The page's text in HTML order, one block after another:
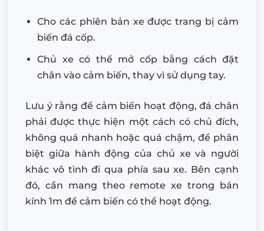
Cho các phiên bản xe được trang bị cảm
biến đá cốp.
Chủ xe có thể mở cốp bằng cách đặt
chân vào cảm biến, thay vì sử dụng tay.
Lưu ý rằng để cảm biến hoạt động, đá chân
phải được thực hiện một cách có chủ đích,
không quá nhanh hoặc quá chậm, để phân
biệt giữa hành động của chủ xe và người
khác vô tình đi qua phía sau xe. Bên cạnh
đó, cần mang theo remote xe trong bán
kính 1m để cảm biến có thể hoạt động.